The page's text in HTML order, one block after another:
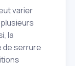
varier
la
de serrure